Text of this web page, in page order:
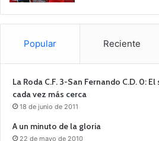
Popular Reciente
La Roda C.F. 3-San Fernando C.D. 0:
cada vez más cerca
18 de junio de 2011
A un minuto de la gloria
22 de mayo de 2010